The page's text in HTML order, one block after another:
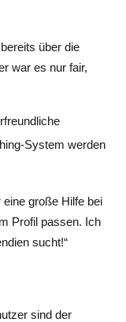
über die
war es nur fair,
System werden
große Hilfe bei
Profil passen. Ich
sucht!“
sind der